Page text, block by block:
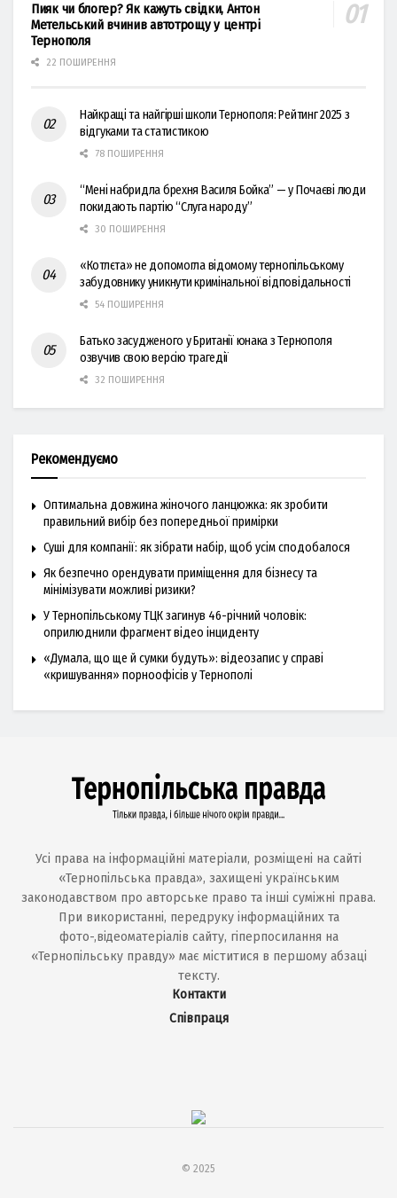
Пияк чи блогер? Як кажуть свідки, Антон
Метельський вчинив автотрощу у центрі
Тернополя
22 ПОШИРЕННЯ
Найкращі та найгірші школи Тернополя: Рейтинг 2025 з
відгуками та статистикою
78 ПОШИРЕННЯ
“Мені набридла брехня Василя Бойка” — у Почаєві люди
покидають партію “Слуга народу”
30 ПОШИРЕННЯ
«Котлєта» не допомогла відомому тернопільському
забудовнику уникнути кримінальної відповідальності
54 ПОШИРЕННЯ
Батько засудженого у Британії юнака з Тернополя
озвучив свою версію трагедії
32 ПОШИРЕННЯ
Рекомендуємо
Оптимальна довжина жіночого ланцюжка: як зробити
правильний вибір без попередньої примірки
Суші для компанії: як зібрати набір, щоб усім сподобалося
Як безпечно орендувати приміщення для бізнесу та
мінімізувати можливі ризики?
У Тернопільському ТЦК загинув 46-річний чоловік:
оприлюднили фрагмент відео інциденту
«Думала, що ще й сумки будуть»: відеозапис у справі
«кришування» порноофісів у Тернополі
Усі права на інформаційні матеріали, розміщені на сайті
«Тернопільська правда», захищені українським
законодавством про авторське право та інші суміжні права.
При використанні, передруку інформаційних та
фото-,відеоматеріалів сайту, гіперпосилання на
«Тернопільську правду» має міститися в першому абзаці
тексту.
Контакти
Співпраця
© 2025